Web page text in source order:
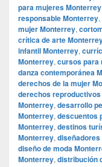
para mujeres Monterrey
responsable Monterrey,
mujer Monterrey,
crítica de arte
infantil Monterrey,
Monterrey, cursos para
danza contemporánea
derechos de la mujer
derechos
Monterrey, desarrollo
Monterrey, descuentos
Monterrey, destinos
Monterrey,
diseño de moda
Monterrey, distribución